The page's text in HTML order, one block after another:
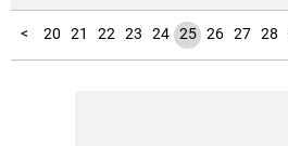
<
1
2
3
4
5
6
7
8
9
10
11
12
13
14
15
16
17
18
19 20 21 22 23 24 25 26 27 28
30
31
32
33
34
35
36
37
38
39
40
41
42
43
44
45
46
47
48
49
50
51
52
53
54
55
56
57
58
59
60
61
62
63
64
65
66
67
68
69
70
71
72
73
74
75
76
77
78
79
80
81
82
83
84
85
86
87
88
89
90
91
92
93
94
95
96
97
98
99
100
101
102
103
104
105
106
107
108
109
110
111
112
113
114
115
116
117
118
119
120
121
122